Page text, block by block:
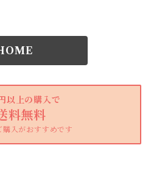
以上の購入で
料無料
購入がおすすめです